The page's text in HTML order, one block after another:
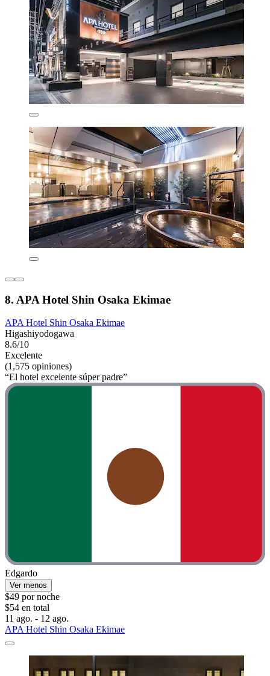
8. APA Hotel Shin Osaka Ekimae
APA Hotel Shin Osaka Ekimae
Higashiyodogawa
8.6/10
Excelente
(1,575 opiniones)
“El hotel excelente súper padre”
Edgardo
Ver menos
$49 por noche
$54 en total
11 ago. - 12 ago.
APA Hotel Shin Osaka Ekimae